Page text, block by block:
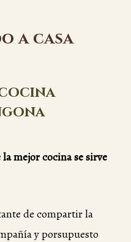
a casa
mejor cocina se sirve
de compartir la
y porsupuesto